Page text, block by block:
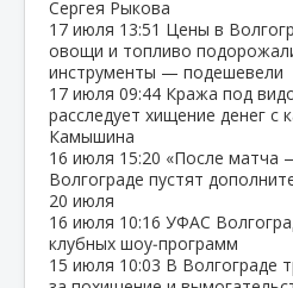
Сергея Рыкова
17 июля 13:51 Цены в
овощи и топливо
инструменты — подешевели
17 июля 09:44 Кража под
расследует хищение денег с
Камышина
16 июля 15:20 «После матча
Волгограде пустят
20 июля
16 июля 10:16 УФАС
клубных шоу‑программ
15 июля 10:03 В Волгограде